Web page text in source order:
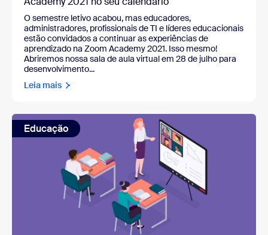
O semestre letivo acabou, mas educadores,
administradores, profissionais de TI e líderes educacionais
estão convidados a continuar as experiências de
aprendizado na Zoom Academy 2021. Isso mesmo!
Abriremos nossa sala de aula virtual em 28 de julho para
desenvolvimento...
Leia mais
Educação